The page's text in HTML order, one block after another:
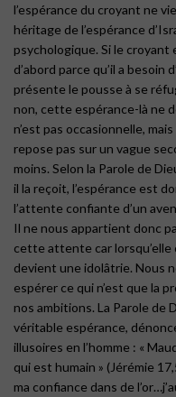
l’espérance du croyant ne
héritage de l’espérance
psychologique. Si le croyant
d’abord parce qu’il a besoin
présente le pousse à se
non, cette espérance-là ne
n’est pas occasionnelle,
repose pas sur un vague
moins. Selon la Parole de
il la reçoit, l’espérance est
l’attente confiante d’un
Il ne nous appartient donc
cette attente car lorsqu’elle
devient une idolâtrie. Nous
espérer ce qui n’est que la
nos ambitions. La Parole de
véritable espérance,
illusoires en l’homme : «
qui est humain » (Jérémie
ma confiance dans de